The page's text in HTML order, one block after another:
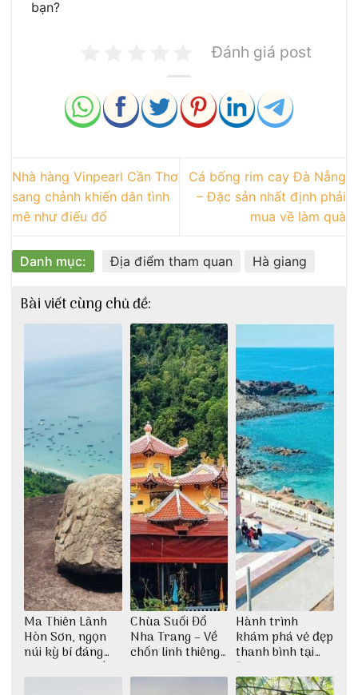
bạn?
Đánh giá post
Nhà hàng Vinpearl Cần Thơ
sang chảnh khiến dân tình
mê như điếu đổ
Cá bống rim cay Đà Nẵng
– Đặc sản nhất định phải
mua về làm quà
Danh mục: Địa điểm tham quan Hà giang
Bài viết cùng chủ đề:
Ma Thiên Lãnh
Hòn Sơn, ngọn
núi kỳ bí đáng
khám phá nhất
Chùa Suối Đổ
Nha Trang – Về
chốn linh thiêng
thiền định
Hành trình
khám phá vẻ đẹp
thanh bình tại
Đảo Phú Quý